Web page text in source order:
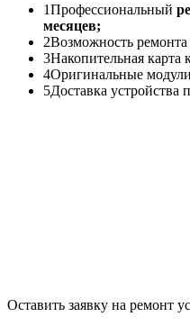
1Профессиональный
месяцев;
2Возможность ремонта
3Накопительная карта
4Оригинальные
5Доставка устройства
Оставить заявку на ремонт